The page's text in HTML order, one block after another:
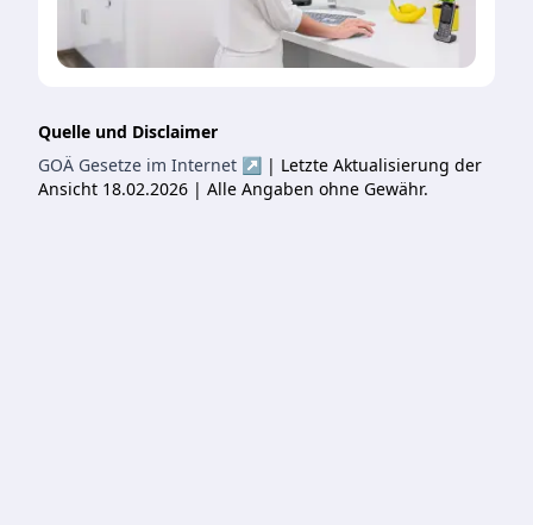
Quelle und Disclaimer
GOÄ Gesetze im Internet ↗ | Letzte Aktualisierung der
Ansicht 18.02.2026 | Alle Angaben ohne Gewähr.